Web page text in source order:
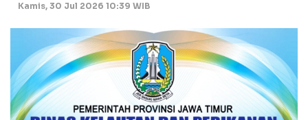
Kamis, 30 Jul 2026 10:39 WIB